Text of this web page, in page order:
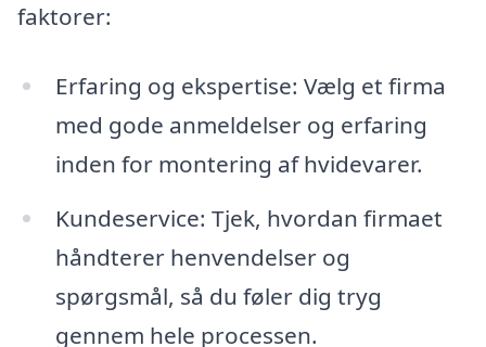
faktorer:
Erfaring og ekspertise: Vælg et firma
med gode anmeldelser og erfaring
inden for montering af hvidevarer.
Kundeservice: Tjek, hvordan firmaet
håndterer henvendelser og
spørgsmål, så du føler dig tryg
gennem hele processen.